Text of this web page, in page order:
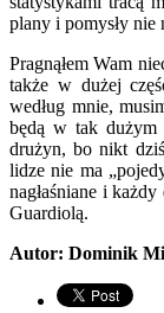
plany i pomysły nie
Pragnąłem Wam
także w dużej
według mnie,
będą w tak dużym
drużyn, bo nikt
lidze nie ma
nagłaśniane i
Guardiolą.
Autor: Dominik